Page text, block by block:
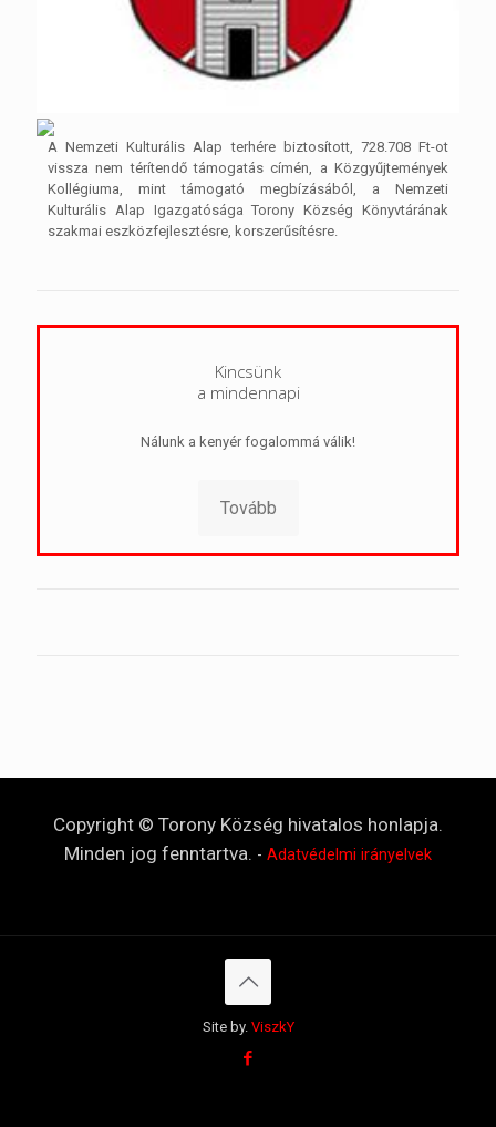
A Nemzeti Kulturális Alap terhére biztosított, 728.708 Ft-ot
vissza nem térítendő támogatás címén, a Közgyűjtemények
Kollégiuma, mint támogató megbízásából, a Nemzeti
Kulturális Alap Igazgatósága Torony Község Könyvtárának
szakmai eszközfejlesztésre, korszerűsítésre.
Kincsünk
a mindennapi
Nálunk a kenyér fogalommá válik!
Tovább
Copyright © Torony Község hivatalos honlapja.
Minden jog fenntartva. - Adatvédelmi irányelvek
Site by. ViszkY